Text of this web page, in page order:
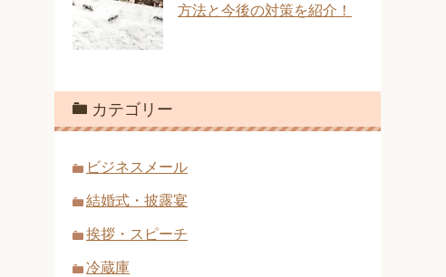
方法と今後の対策を紹介！
カテゴリー
ビジネスメール
結婚式・披露宴
挨拶・スピーチ
冷蔵庫